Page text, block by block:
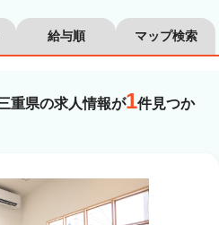
営業・販売スタッフ・その他
給与順 マップ検索
重県の求人情報が1件見つか